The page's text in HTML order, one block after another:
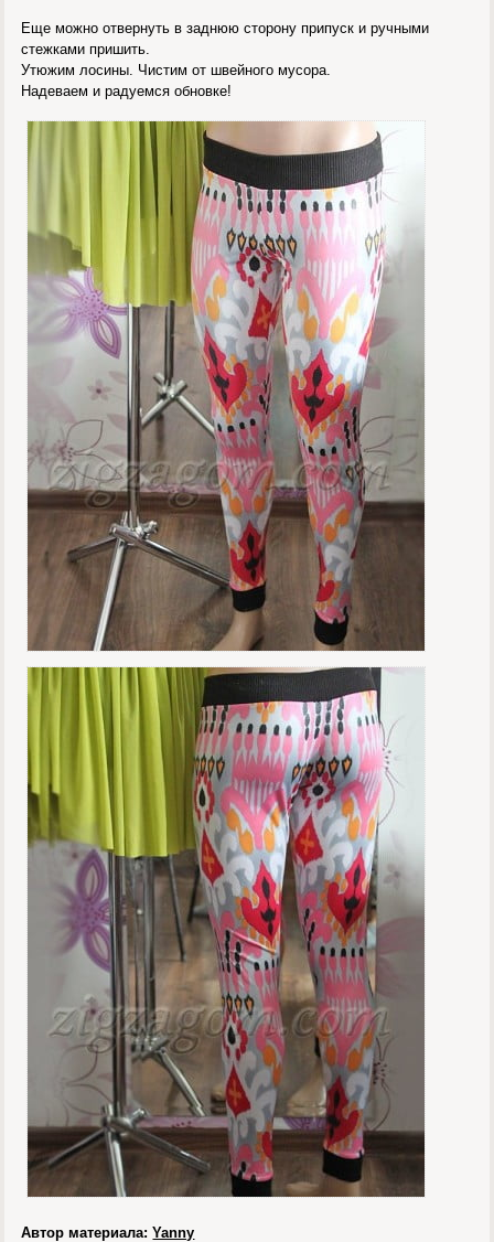
Еще можно отвернуть в заднюю сторону припуск и ручными
стежками пришить.
Утюжим лосины. Чистим от швейного мусора.
Надеваем и радуемся обновке!
Автор материала:Yanny